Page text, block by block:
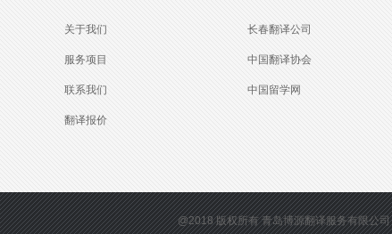
关于我们
服务项目
联系我们
翻译报价
长春翻译公司
中国翻译协会
中国留学网
@2018 版权所有青岛博源翻译服务有限公司